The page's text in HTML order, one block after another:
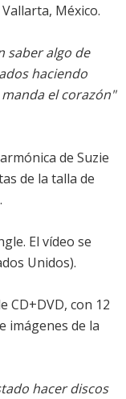
México.
saber algo de
haciendo
el corazón"
de Suzie
de la talla de
El vídeo se
Unidos).
CD+DVD, con 12
imágenes de la
hacer discos